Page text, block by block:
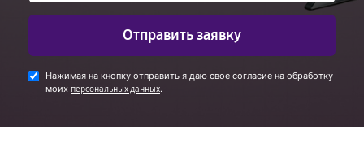
Отправить заявку
Нажимая на кнопку отправить я даю свое согласие на обработку
моих персональных данных.